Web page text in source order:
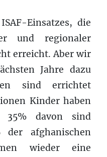
Einsatzes, die
und regionaler
erreicht. Aber wir
Jahre dazu
sind errichtet
Kinder haben
35% davon sind
der afghanischen
wieder eine